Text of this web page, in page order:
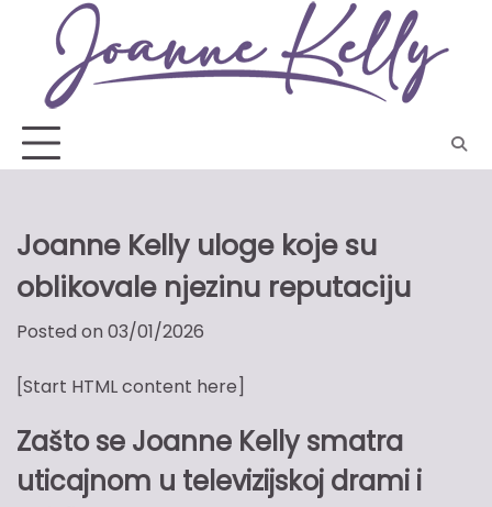
content
Joanne Kelly uloge koje su
oblikovale njezinu reputaciju
Posted on 03/01/2026
[Start HTML content here]
Zašto se Joanne Kelly smatra
uticajnom u televizijskoj drami i